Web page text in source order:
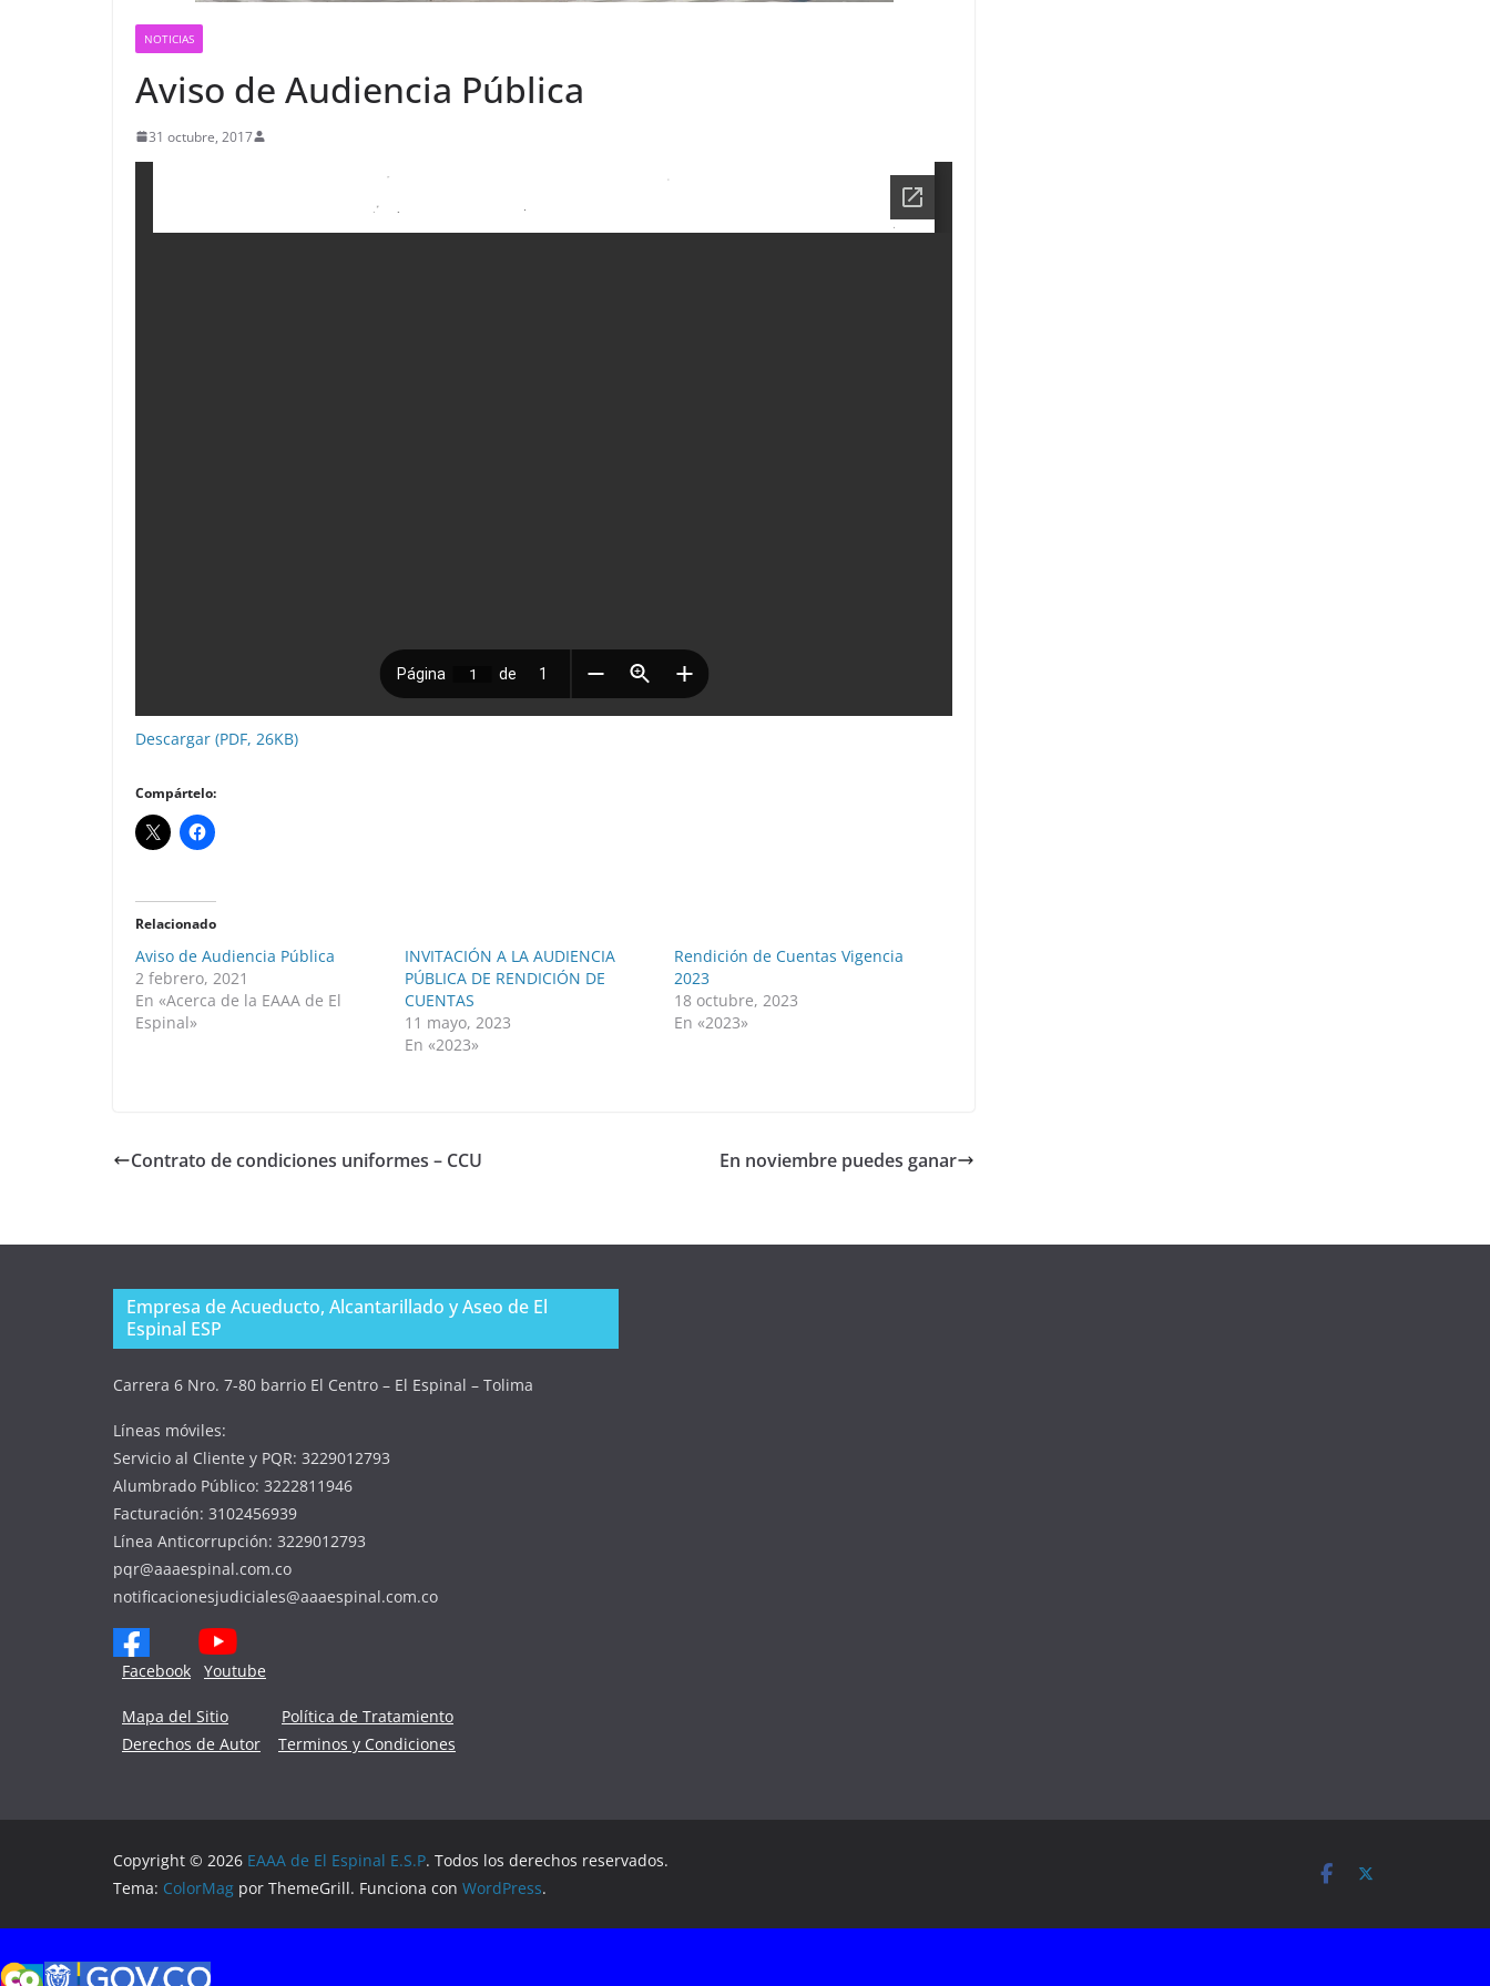
NOTICIAS
Aviso de Audiencia Pública
31 octubre, 2017
Descargar (PDF, 26KB)
Compártelo:
Relacionado
Aviso de Audiencia Pública
2 febrero, 2021
En «Acerca de la EAAA de El
Espinal»
INVITACIÓN A LA AUDIENCIA
PÚBLICA DE RENDICIÓN DE
CUENTAS
11 mayo, 2023
En «2023»
Rendición de Cuentas Vigencia
2023
18 octubre, 2023
En «2023»
Contrato de condiciones uniformes – CCU En noviembre puedes ganar
Empresa de Acueducto, Alcantarillado y Aseo de El
Espinal ESP
Carrera 6 Nro. 7-80 barrio El Centro – El Espinal – Tolima
Líneas móviles:
Servicio al Cliente y PQR: 3229012793
Alumbrado Público: 3222811946
Facturación: 3102456939
Línea Anticorrupción: 3229012793
pqr@aaaespinal.com.co
notificacionesjudiciales@aaaespinal.com.co
Facebook Youtube
Mapa del Sitio
Política de Tratamiento
Derechos de Autor
Terminos y Condiciones
Copyright © 2026 EAAA de El Espinal E.S.P. Todos los derechos reservados.
Tema: ColorMag por ThemeGrill. Funciona con WordPress.